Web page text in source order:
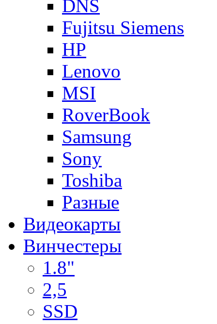
DNS
Fujitsu Siemens
HP
Lenovo
MSI
RoverBook
Samsung
Sony
Toshiba
Разные
Видеокарты
Винчестеры
1.8"
2,5
SSD